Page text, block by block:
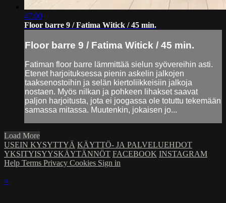
47:00
Floor barre 9 / Fatima Witick / 45 min.
Floor barre 9 / Fatima Witick / 45 min.
Fatiman floor barre lämmittää sielun syövereihin asti.
Etenet harjoituksessa pienin askelin jalkojen
taaksenostoihin ja selän kiertoliikkeisiin jalkoja
nostaen. Myös nilkan ja pohkeen lihakset saavat
paljon harjoitusta, jota ei joogassa ole totuttu tekemään
samassa mitassa. Muutenkin, jokaisen jo...
Load More
USEIN KYSYTTYÄ KÄYTTÖ- JA PALVELUEHDOT
YKSITYISYYSKÄYTÄNNÖT FACEBOOK INSTAGRAM
Help Terms Privacy Cookies Sign in
×